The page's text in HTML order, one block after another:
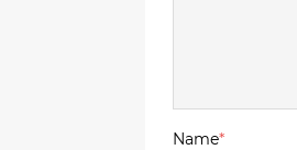
Name*